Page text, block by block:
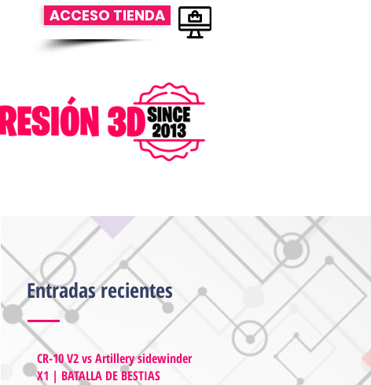
ACCESO TIENDA
Entradas recientes
CR-10 V2 vs Artillery sidewinder
X1 | BATALLA DE BESTIAS